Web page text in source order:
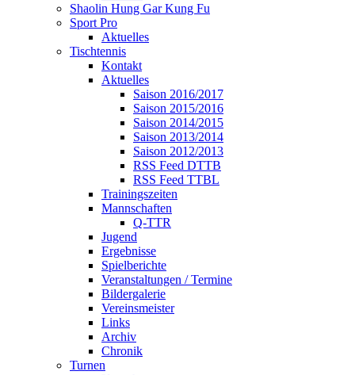
Shaolin Hung Gar Kung Fu
Sport Pro
Aktuelles
Tischtennis
Kontakt
Aktuelles
Saison 2016/2017
Saison 2015/2016
Saison 2014/2015
Saison 2013/2014
Saison 2012/2013
RSS Feed DTTB
RSS Feed TTBL
Trainingszeiten
Mannschaften
Q-TTR
Jugend
Ergebnisse
Spielberichte
Veranstaltungen / Termine
Bildergalerie
Vereinsmeister
Links
Archiv
Chronik
Turnen